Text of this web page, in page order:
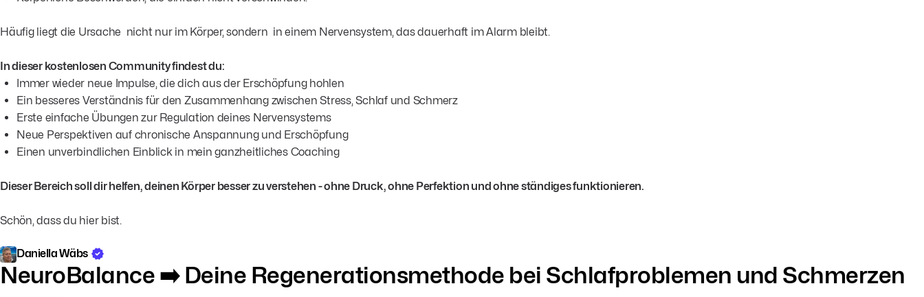
Häufig liegt die Ursache nicht nur im Körper, sondern in einem Nervensystem, das dauerhaft im Alarm bleibt.
In dieser kostenlosen Community findest du:
Immer wieder neue Impulse, die dich aus der Erschöpfung hohlen
Ein besseres Verständnis für den Zusammenhang zwischen Stress, Schlaf und Schmerz
Erste einfache Übungen zur Regulation deines Nervensystems
Neue Perspektiven auf chronische Anspannung und Erschöpfung
Einen unverbindlichen Einblick in mein ganzheitliches Coaching
Dieser Bereich soll dir helfen, deinen Körper besser zu verstehen - ohne Druck, ohne Perfektion und ohne ständiges funktionieren.
Schön, dass du hier bist.
Daniella Wäbs
NeuroBalance ➡️ Deine Regenerationsmethode bei Schlafproblemen und Schmerzen